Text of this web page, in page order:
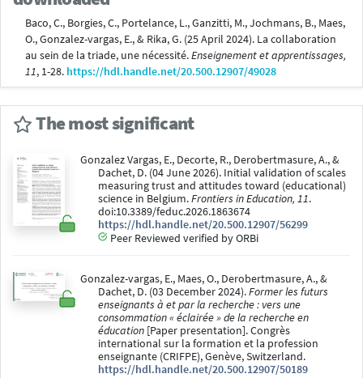
Baco, C., Borgies, C., Portelance, L., Ganzitti, M., Jochmans, B., Maes,
O., Gonzalez-vargas, E., & Rika, G. (25 April 2024). La collaboration
au sein de la triade, une nécessité.Enseignement et apprentissages,
11, 1-28. https://hdl.handle.net/20.500.12907/49028
The most significant
Gonzalez Vargas, E., Decorte, R., Derobertmasure, A., &
Dachet, D. (04 June 2026). Initial validation of scales
measuring trust and attitudes toward (educational)
science in Belgium.Frontiers in Education, 11.
doi:10.3389/feduc.2026.1863674
https://hdl.handle.net/20.500.12907/56299
Peer Reviewed verified by ORBi
Gonzalez-vargas, E., Maes, O., Derobertmasure, A., &
Dachet, D. (03 December 2024).Former les futurs
enseignants à et par la recherche : vers une
consommation « éclairée » de la recherche en
éducation [Paper presentation]. Congrès
international sur la formation et la profession
enseignante (CRIFPE), Genève, Switzerland.
https://hdl.handle.net/20.500.12907/50189